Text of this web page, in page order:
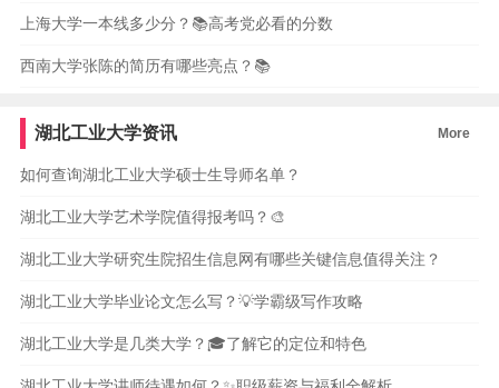
上海大学一本线多少分？📚高考党必看的分数
西南大学张陈的简历有哪些亮点？📚
湖北工业大学资讯 More
如何查询湖北工业大学硕士生导师名单？
湖北工业大学艺术学院值得报考吗？🎨
湖北工业大学研究生院招生信息网有哪些关键信息值得关注？
湖北工业大学毕业论文怎么写？💡学霸级写作攻略
湖北工业大学是几类大学？🎓了解它的定位和特色